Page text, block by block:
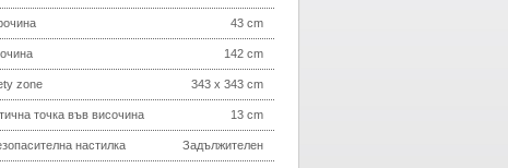
43 cm
142 cm
zone 343 x 343 cm
точка във височина 13 cm
настилка Задължителен